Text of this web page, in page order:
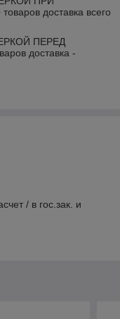
доставка всего
ПЕРЕД
доставка -
/ в гос.зак. и